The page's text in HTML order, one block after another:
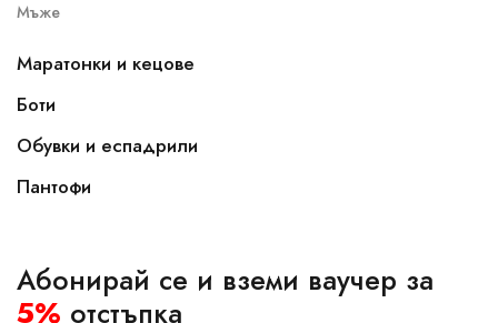
Мъже
Маратонки и кецове
Боти
Обувки и еспадрили
Пантофи
Абонирай се и вземи ваучер за
5% отстъпка